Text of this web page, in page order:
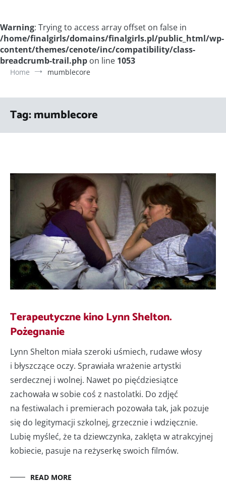
Warning: Trying to access array offset on false in
/home/finalgirls/domains/finalgirls.pl/public_html/wp-
content/themes/cenote/inc/compatibility/class-
breadcrumb-trail.php on line 1053
Home mumblecore
Tag:mumblecore
Terapeutyczne kino Lynn Shelton.
Pożegnanie
Lynn Shelton miała szeroki uśmiech, rudawe włosy
i błyszczące oczy. Sprawiała wrażenie artystki
serdecznej i wolnej. Nawet po pięćdziesiątce
zachowała w sobie coś z nastolatki. Do zdjęć
na festiwalach i premierach pozowała tak, jak pozuje
się do legitymacji szkolnej, grzecznie i wdzięcznie.
Lubię myśleć, że ta dziewczynka, zaklęta w atrakcyjnej
kobiecie, pasuje na reżyserkę swoich filmów.
READ MORE